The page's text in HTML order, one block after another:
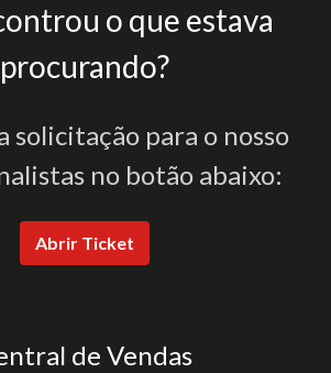
o que estava
procurando?
solicitação para o nosso
no botão abaixo:
Abrir Ticket
de Vendas